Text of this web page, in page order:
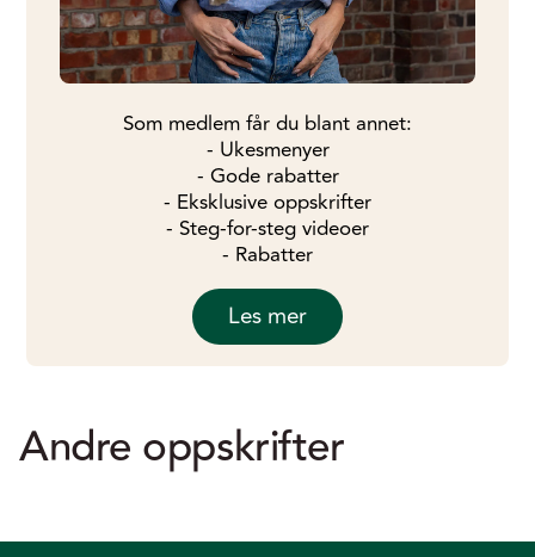
Som medlem får du blant annet:
- Ukesmenyer
- Gode rabatter
- Eksklusive oppskrifter
- Steg-for-steg videoer
- Rabatter
Les mer
Andre oppskrifter